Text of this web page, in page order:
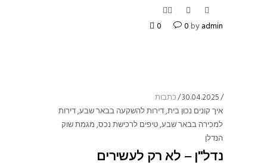
byadmin
0
0
30.04.2025 כתבות
איך קונים נכון בית,דירות להשקעה בבאר שבע,דירות
למכירה בבאר שבע,טיפים לרכישת נכס,מגמת שוק
הנדלן
נדל"ן – לא רק לעשירים